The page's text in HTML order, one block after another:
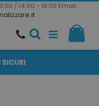
/ 14:00 - 18:00 Email:
PERSONALIZZABILI